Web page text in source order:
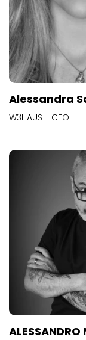
Alessandra
W3HAUS - CEO
ALESSANDRO